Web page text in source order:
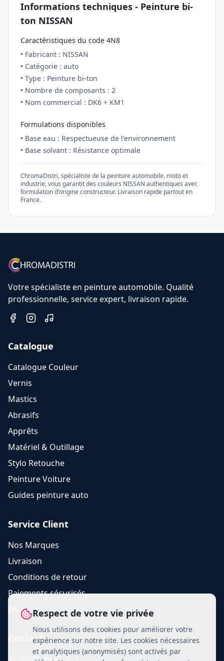
Informations techniques - Peinture bi-
ton NISSAN
Caractéristiques du code 4N8
• Fabricant : NISSAN
• Catégorie : auto
• Type : Peinture bi-ton
• Nombre de composants : 2
• Nom commercial : DK6 + KM1
Formulations disponibles
• Base eau : Respectueuse de l'environnement
• Base solvant : Résistance optimale
ChromaDistri, spécialiste de la peinture automobile, moto et
industrie, vous garantit des couleurs NISSAN authentiques avec
formulation d'origine constructeur. Livraison rapide partout en
France.
Votre spécialiste en peinture automobile. Qualité
professionnelle, service expert, livraison rapide.
Catalogue
Catalogue Couleur
Vernis
Mastics
Abrasifs
Apprêts
Matériel & Outillage
Stylo Retouche
Peinture Voiture
Guides peinture auto
Service Client
Nos Marques
Livraison
Conditions de retour
Paiements sécurisés
FAQ
Contact
Respect de votre vie privée
Nous utilisons des cookies pour améliorer votre
expérience sur notre site. Les cookies nécessaires
et analytiques (anonymisés) sont activés par